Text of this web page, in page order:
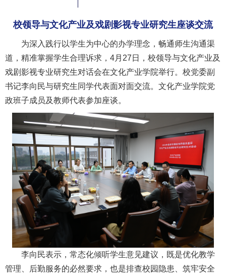
校领导与文化产业及戏剧影视专业研究生座谈交流
为深入践行以学生为中心的办学理念，畅通师生沟通渠
道，精准掌握学生合理诉求，4月27日，校领导与文化产业及
戏剧影视专业研究生对话会在文化产业学院举行。校党委副
书记李向民与研究生同学代表面对面交流。文化产业学院党
政班子成员及教师代表参加座谈。
李向民表示，常态化倾听学生意见建议，既是优化教学
管理、后勤服务的必然要求，也是排查校园隐患、筑牢安全